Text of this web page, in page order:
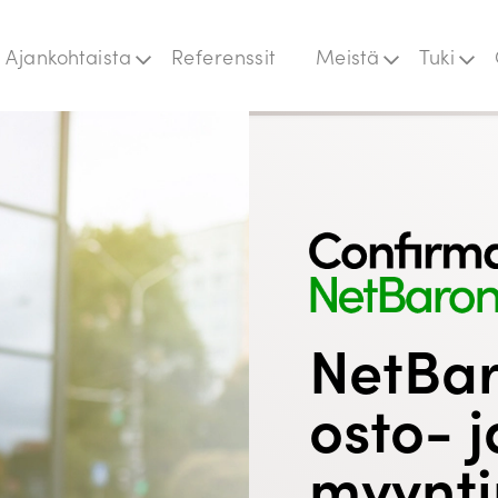
Ajankohtaista Referenssit Meistä
Laskutustiedot
Tuki
Domus
Prime
Quick3
Liikunta-alan
Cash-In
Ceepos
osto-